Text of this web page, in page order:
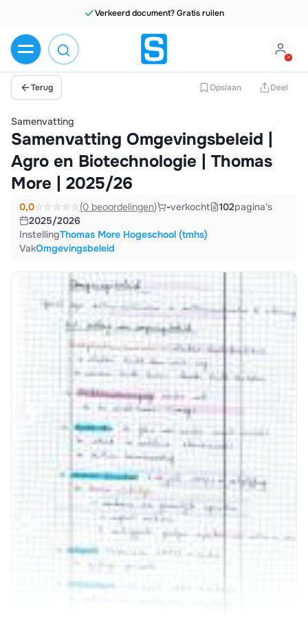
Verkeerd document? Gratis ruilen
Terug Opslaan Deel
Samenvatting
Samenvatting Omgevingsbeleid |
Agro en Biotechnologie | Thomas
More | 2025/26
0,0 (0 beoordelingen) -verkocht 102pagina's
2025/2026
InstellingThomas More Hogeschool (tmhs)
VakOmgevingsbeleid